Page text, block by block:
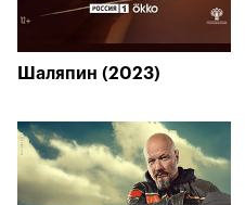
Шаляпин (2023)